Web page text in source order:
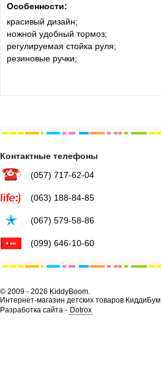
Особенности:
красивый дизайн;
ножной удобный тормоз;
регулируемая стойка руля;
резиновые ручки;
Контактные телефоны
(057) 717-62-04
(063) 188-84-85
(067) 579-58-86
(099) 646-10-60
© 2009 - 2026 KiddyBoom.
Интернет-магазин детских товаров КиддиБум
Разработка сайта - Dotrox